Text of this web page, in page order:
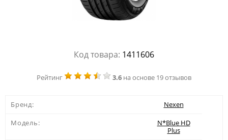
Код товара: 1411606
Рейтинг 3.6 на основе 19 отзывов
Бренд:
Nexen
Модель:
N*Blue HD
Plus